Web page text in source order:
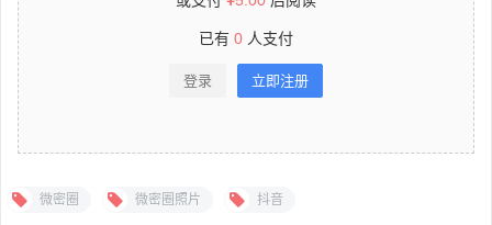
已有 0 人支付
登录 立即注册
微密圈 微密圈照片 抖音